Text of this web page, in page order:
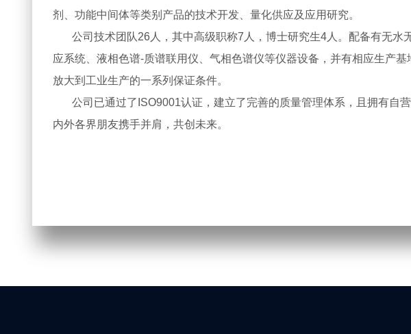
剂、功能中间体等类别产品的技术开发、量化供应及应用研究。
公司技术团队26人，其中高级职称7人，博士研究生4人。配备有无水
应系统、液相色谱-质谱联用仪、气相色谱仪等仪器设备，并有相应生产
放大到工业生产的一系列保证条件。
公司已通过了ISO9001认证，建立了完善的质量管理体系，且拥有自
内外各界朋友携手并肩，共创未来。